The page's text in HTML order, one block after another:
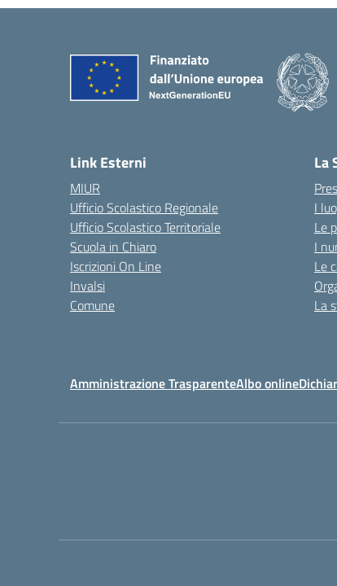
Link Esterni
MIUR
Ufficio Scolastico Regionale
Ufficio Scolastico Territoriale
Scuola in Chiaro
Iscrizioni On Line
Invalsi
Comune
La
I
Le
I
Le
La
Amministrazione TrasparenteAlbo online